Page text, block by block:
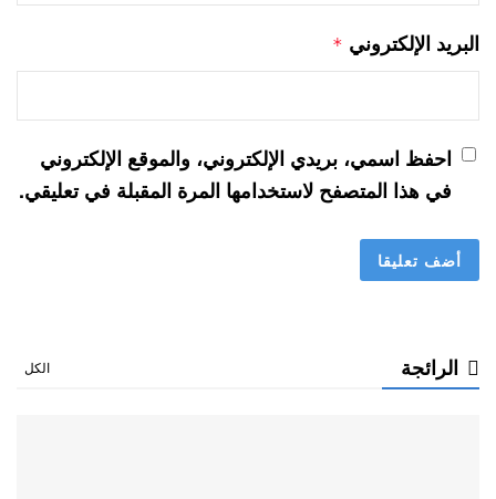
البريد الإلكتروني *
احفظ اسمي، بريدي الإلكتروني، والموقع الإلكتروني
في هذا المتصفح لاستخدامها المرة المقبلة في تعليقي.
الرائجة الكل